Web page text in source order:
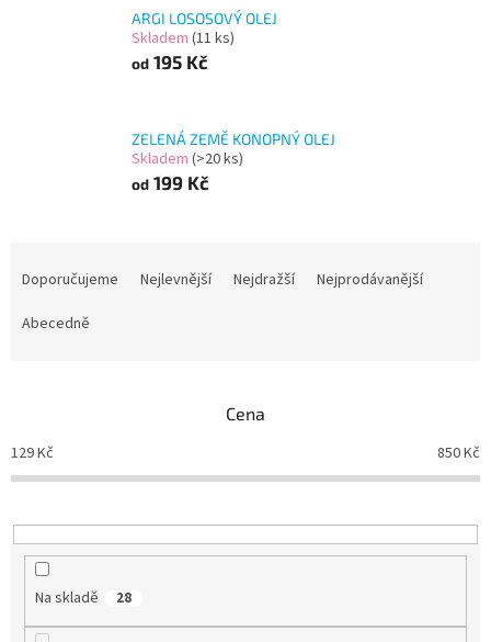
ARGI LOSOSOVÝ OLEJ
Skladem (11 ks)
od 195 Kč
ZELENÁ ZEMĚ KONOPNÝ OLEJ
Skladem (>20 ks)
od 199 Kč
o
d
k
t
Doporučujeme Nejlevnější Nejdražší
Nejprodávanější
Abecedně
Cena
129Kč 850Kč
Na skladě 28